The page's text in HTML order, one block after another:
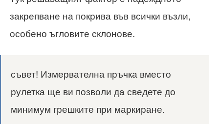
закрепване на покрива във всички възли,
особено ъгловите склонове.
съвет! Измервателна пръчка вместо
рулетка ще ви позволи да сведете до
минимум грешките при маркиране.